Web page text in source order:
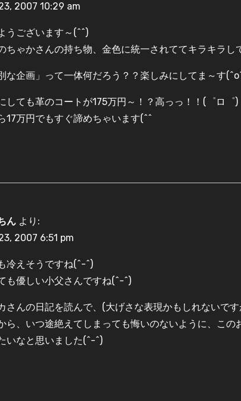
2007 10:29 am
うございます～(^^)
ちゃかさんの持ち物、金色に統一されててキラキラし
な企画」って一体何だろう？？楽しみにしてま～す
しても革のコートが175万円～！？高っっ！！(゜ロ゜)
17万円でもすぐ諦めちゃいます(^^ゞ
ん より:
2007 6:51 pm
冷えそうですね(^-^)
も優しい小父さんですね(^-^)
さんの日記を読んで、(大げさな表現かもしれないで
ら、いつ途絶えてしまっても悔いのないように、こ
いなと思いました(^-^)